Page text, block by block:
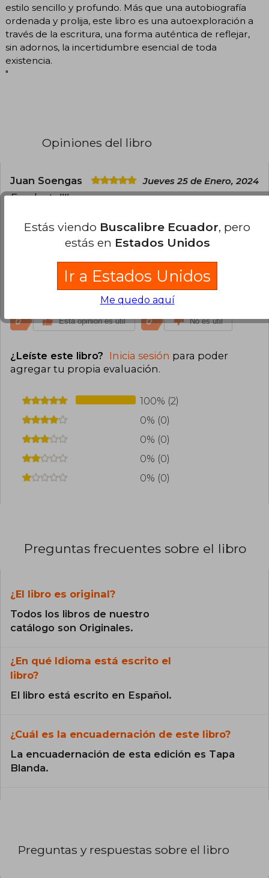
estilo sencillo y profundo. Más que una autobiografía
ordenada y prolija, este libro es una autoexploración a
través de la escritura, una forma auténtica de reflejar,
sin adornos, la incertidumbre esencial de toda
existencia.
"
Opiniones del libro
Juan Soengas Jueves 25 de Enero, 2024
Excelente!!!!
0
Un relato cálido y vivible, encantador por su
simpleza en la redacción
0 Esta opinión es útil 0 No es útil
¿Leíste este libro? Inicia sesión para poder
agregar tu propia evaluación.
100% (2)
0% (0)
0% (0)
0% (0)
0% (0)
Preguntas frecuentes sobre el libro
¿El libro es original?
Todos los libros de nuestro
catálogo son Originales.
¿En qué Idioma está escrito el
libro?
El libro está escrito en Español.
¿Cuál es la encuadernación de este libro?
La encuadernación de esta edición es Tapa
Blanda.
Preguntas y respuestas sobre el libro
Estás viendo Buscalibre Ecuador, pero
estás en Estados Unidos
Ir a Estados Unidos
Me quedo aquí